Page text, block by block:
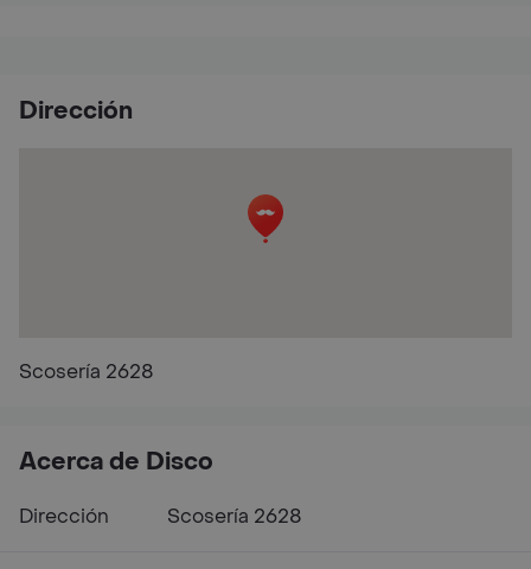
Dirección
Scosería 2628
Acerca de Disco
Dirección Scosería 2628